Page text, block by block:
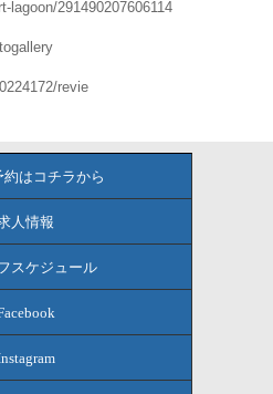
lagoon/291490207606114
revie
約はコチラから
人情報
スケジュール